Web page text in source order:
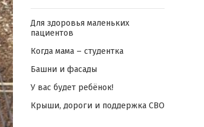
Для здоровья маленьких
пациентов
Когда мама – студентка
Башни и фасады
У вас будет ребёнок!
Крыши, дороги и поддержка СВО